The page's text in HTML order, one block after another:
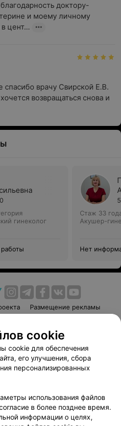
доктору-
и моему личному
цент...
спасибо врачу Свирской Е.В.
возвращаться снова и
гинеколог
Стаж 33
Акушер-
Нет
Размещение рекламы
Способы оплаты
Партнеры
103.by
данных
cookie
cookie для обеспечения
его улучшения, сбора
персонализированных
использования файлов
в более позднее время.
информации о целях,